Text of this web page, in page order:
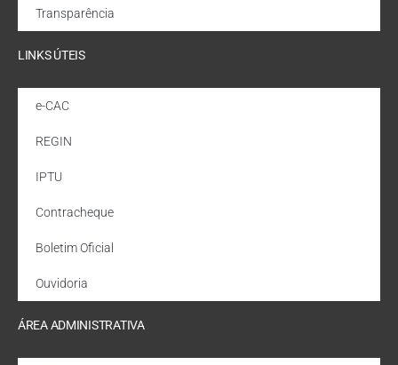
Transparência
LINKS ÚTEIS
e-CAC
REGIN
IPTU
Contracheque
Boletim Oficial
Ouvidoria
ÁREA ADMINISTRATIVA